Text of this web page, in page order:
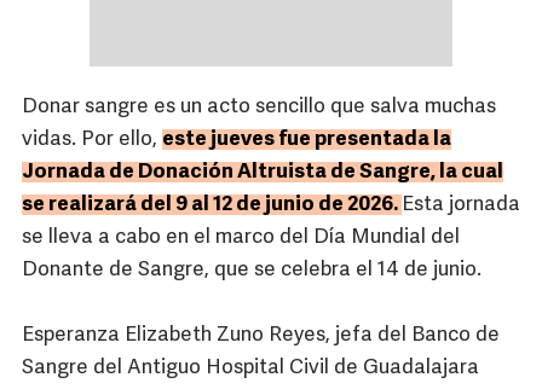
Donar sangre es un acto sencillo que salva muchas
vidas. Por ello, este jueves fue presentada la
Jornada de Donación Altruista de Sangre, la cual
se realizará del 9 al 12 de junio de 2026. Esta jornada
se lleva a cabo en el marco del Día Mundial del
Donante de Sangre, que se celebra el 14 de junio.
Esperanza Elizabeth Zuno Reyes, jefa del Banco de
Sangre del Antiguo Hospital Civil de Guadalajara